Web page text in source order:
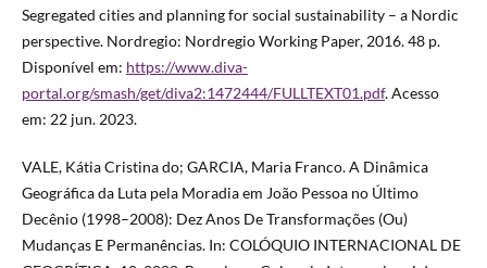
Segregated cities and planning for social sustainability – a Nordic
perspective. Nordregio: Nordregio Working Paper, 2016. 48 p.
Disponível em: https://www.diva-
portal.org/smash/get/diva2:1472444/FULLTEXT01.pdf. Acesso
em: 22 jun. 2023.
VALE, Kátia Cristina do; GARCIA, Maria Franco. A Dinâmica
Geográfica da Luta pela Moradia em João Pessoa no Último
Decênio (1998–2008): Dez Anos De Transformações (Ou)
Mudanças E Permanências. In: COLÓQUIO INTERNACIONAL DE